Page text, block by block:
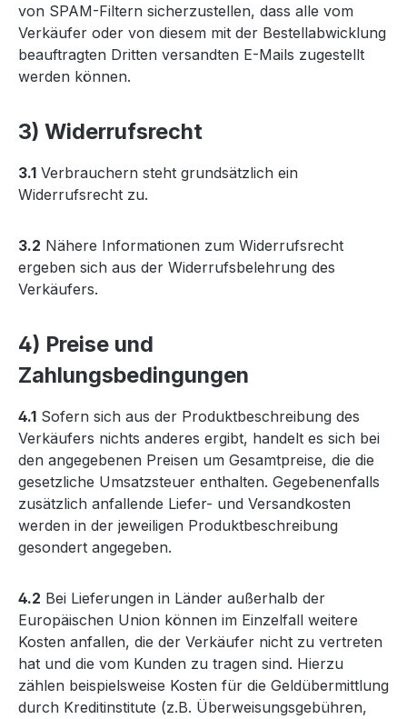
von SPAM-Filtern sicherzustellen, dass alle vom
Verkäufer oder von diesem mit der Bestellabwicklung
beauftragten Dritten versandten E-Mails zugestellt
werden können.
3) Widerrufsrecht
3.1 Verbrauchern steht grundsätzlich ein
Widerrufsrecht zu.
3.2 Nähere Informationen zum Widerrufsrecht
ergeben sich aus der Widerrufsbelehrung des
Verkäufers.
4) Preise und
Zahlungsbedingungen
4.1 Sofern sich aus der Produktbeschreibung des
Verkäufers nichts anderes ergibt, handelt es sich bei
den angegebenen Preisen um Gesamtpreise, die die
gesetzliche Umsatzsteuer enthalten. Gegebenenfalls
zusätzlich anfallende Liefer- und Versandkosten
werden in der jeweiligen Produktbeschreibung
gesondert angegeben.
4.2 Bei Lieferungen in Länder außerhalb der
Europäischen Union können im Einzelfall weitere
Kosten anfallen, die der Verkäufer nicht zu vertreten
hat und die vom Kunden zu tragen sind. Hierzu
zählen beispielsweise Kosten für die Geldübermittlung
durch Kreditinstitute (z.B. Überweisungsgebühren,